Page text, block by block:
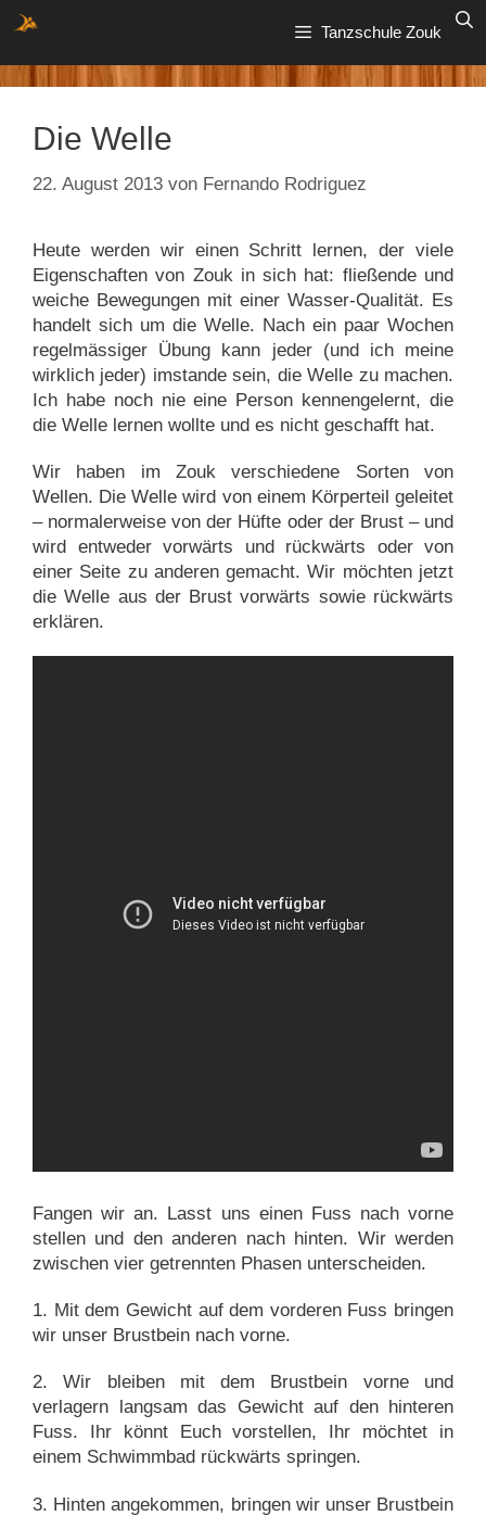
Zum
Inhalt
springen
Tanzschule Zouk
Die Welle
22. August 2013 von Fernando Rodriguez
Heute werden wir einen Schritt lernen, der viele
Eigenschaften von Zouk in sich hat: fließende und
weiche Bewegungen mit einer Wasser-Qualität. Es
handelt sich um die Welle. Nach ein paar Wochen
regelmässiger Übung kann jeder (und ich meine
wirklich jeder) imstande sein, die Welle zu machen.
Ich habe noch nie eine Person kennengelernt, die
die Welle lernen wollte und es nicht geschafft hat.
Wir haben im Zouk verschiedene Sorten von
Wellen. Die Welle wird von einem Körperteil geleitet
– normalerweise von der Hüfte oder der Brust – und
wird entweder vorwärts und rückwärts oder von
einer Seite zu anderen gemacht. Wir möchten jetzt
die Welle aus der Brust vorwärts sowie rückwärts
erklären.
Fangen wir an. Lasst uns einen Fuss nach vorne
stellen und den anderen nach hinten. Wir werden
zwischen vier getrennten Phasen unterscheiden.
1. Mit dem Gewicht auf dem vorderen Fuss bringen
wir unser Brustbein nach vorne.
2. Wir bleiben mit dem Brustbein vorne und
verlagern langsam das Gewicht auf den hinteren
Fuss. Ihr könnt Euch vorstellen, Ihr möchtet in
einem Schwimmbad rückwärts springen.
3. Hinten angekommen, bringen wir unser Brustbein